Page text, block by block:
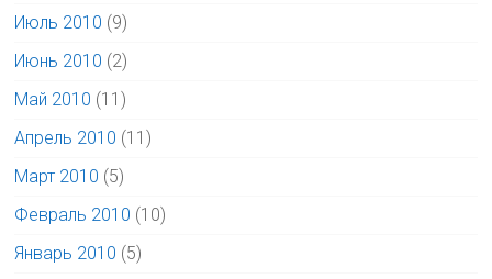
Июль 2010 (9)
Июнь 2010 (2)
Май 2010 (11)
Апрель 2010 (11)
Март 2010 (5)
Февраль 2010 (10)
Январь 2010 (5)